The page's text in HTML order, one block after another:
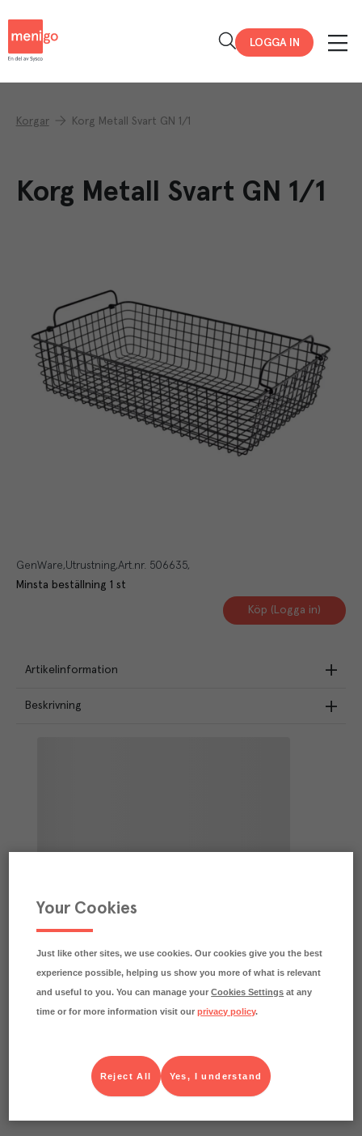
LOGGA IN
Korgar Korg Metall Svart GN 1/1
Korg Metall Svart GN 1/1
GenWare Utrustning Art.nr. 506635
Minsta beställning 1 st
Köp (Logga in)
Artikelinformation
Beskrivning
Your Cookies
Just like other sites, we use cookies. Our cookies give you the best
experience possible, helping us show you more of what is relevant
and useful to you. You can manage yourCookies Settings at any
time or for more information visit ourprivacy policy.
Yes, I understand
Reject All